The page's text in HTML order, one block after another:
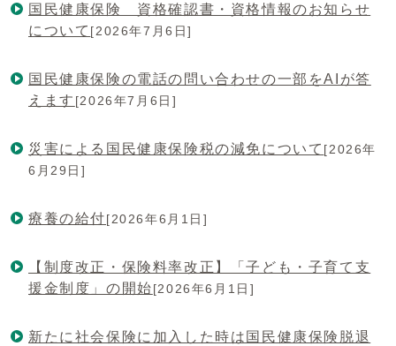
国民健康保険 資格確認書・資格情報のお知らせ
について [2026年7月6日]
国民健康保険の電話の問い合わせの一部をAIが答
えます [2026年7月6日]
災害による国民健康保険税の減免について [2026年
6月29日]
療養の給付[2026年6月1日]
【制度改正・保険料率改正】「子ども・子育て支
援金制度」の開始[2026年6月1日]
新たに社会保険に加入した時は国民健康保険脱退